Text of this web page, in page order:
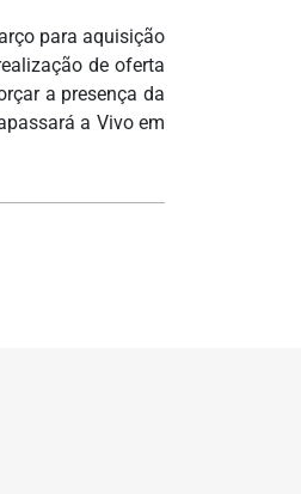
para aquisição
de oferta
a presença da
a Vivo em